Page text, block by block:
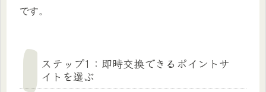
です。
ステップ1：即時交換できるポイントサ
イトを選ぶ